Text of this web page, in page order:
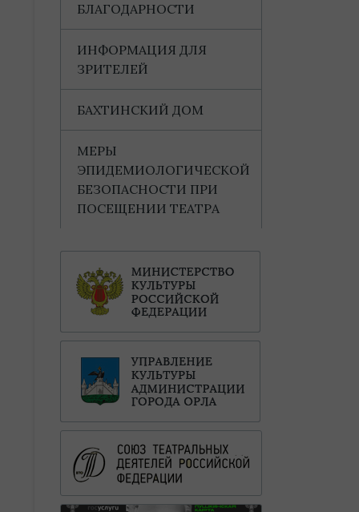
БЛАГОДАРНОСТИ
ИНФОРМАЦИЯ ДЛЯ
ЗРИТЕЛЕЙ
БАХТИНСКИЙ ДОМ
МЕРЫ
ЭПИДЕМИОЛОГИЧЕСКОЙ
БЕЗОПАСНОСТИ ПРИ
ПОСЕЩЕНИИ ТЕАТРА